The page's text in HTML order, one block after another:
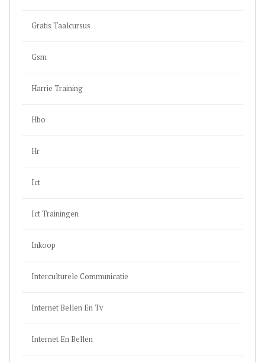
Gratis Taalcursus
Gsm
Harrie Training
Hbo
Hr
Ict
Ict Trainingen
Inkoop
Interculturele Communicatie
Internet Bellen En Tv
Internet En Bellen